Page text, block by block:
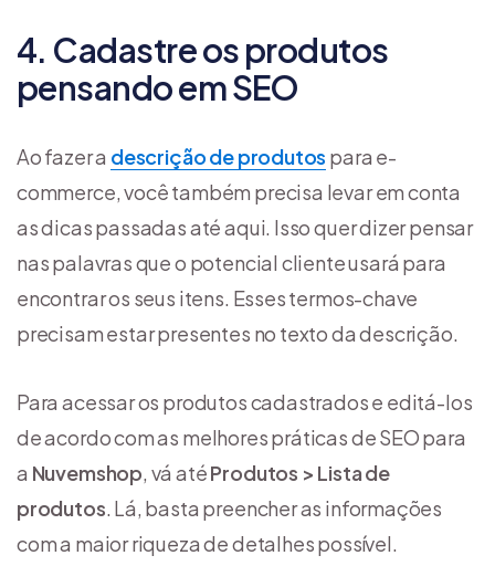
4. Cadastre os produtos
pensando em SEO
Ao fazer a descrição de produtos para e-
commerce, você também precisa levar em conta
as dicas passadas até aqui. Isso quer dizer pensar
nas palavras que o potencial cliente usará para
encontrar os seus itens. Esses termos-chave
precisam estar presentes no texto da descrição.
Para acessar os produtos cadastrados e editá-los
de acordo com as melhores práticas de SEO para
a Nuvemshop, vá atéProdutos > Lista de
produtos. Lá, basta preencher as informações
com a maior riqueza de detalhes possível.